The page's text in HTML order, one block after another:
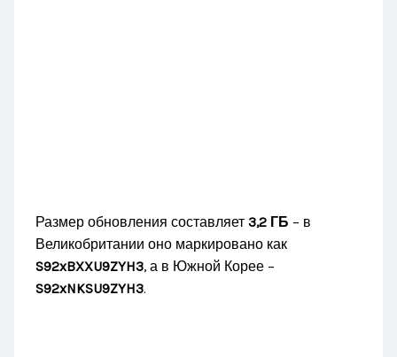
Размер обновления составляет3,2 ГБ – в
Великобритании оно маркировано как
S92xBXXU9ZYH3, а в Южной Корее –
S92xNKSU9ZYH3.